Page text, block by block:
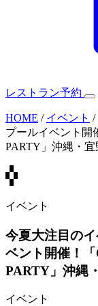
レストラン予約
HOME / イベント /
プールイベント開
PARTY」沖縄・宜
イベント
今夏大注目の
ベント開催！
PARTY」沖縄
イベント